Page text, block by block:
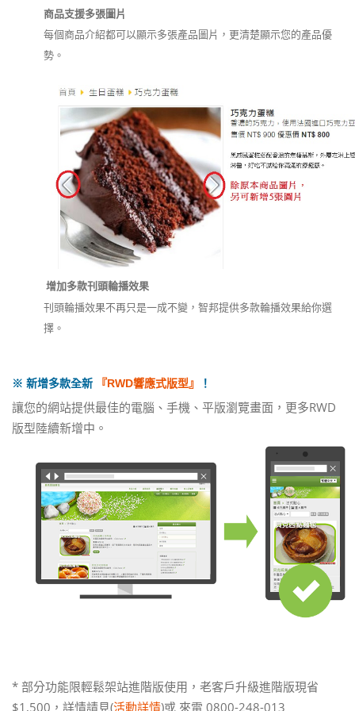
商品支援多張圖片
每個商品介紹都可以顯示多張產品圖片，更清楚顯示您的產品優
勢。
增加多款刊頭輪播效果
刊頭輪播效果不再只是一成不變，智邦提供多款輪播效果給你選
擇。
※ 新增多款全新 『RWD響應式版型』 ！
讓您的網站提供最佳的電腦、手機、平版瀏覽畫面，更多RWD
版型陸續新增中。
* 部分功能限輕鬆架站進階版使用，老客戶升級進階版現省
$1,500，詳情請見(活動詳情)或 來電 0800-248-013